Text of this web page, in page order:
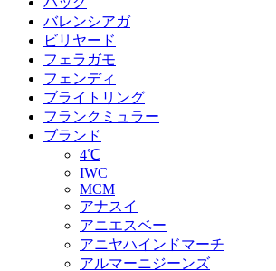
バレンシアガ
ビリヤード
フェラガモ
フェンディ
ブライトリング
フランクミュラー
ブランド
4℃
IWC
MCM
アナスイ
アニエスベー
アニヤハインドマーチ
アルマーニジーンズ